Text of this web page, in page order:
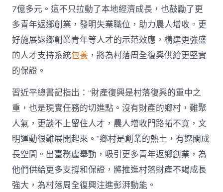
7億多元。這不只拉動了本地經濟成長，也鼓勵了更
多青年返鄉創業，發明失業職位，助力農人增收。更
好施展返鄉創業青年等人才的示范效應，構建更強盛
的人才支持系統包養 ，將為村落周全復興供給更堅實
的保證。
習近平總書記指出：“財產復興是村落復興的重中之
重，也是現實任務的切進點。沒有財產的鄉村，難聚
人氣，更談不上留住人才，農人增收門路拓不寬，文
明運動很難展開起來。”鄉村是創業的熱土，有遼闊成
長空間。出臺務虛舉動，吸引更多青年返鄉創業，為
他們供給更多支撐和保證，將推進村落財產不竭成長
強大，為村落周全復興注進彭湃動能。